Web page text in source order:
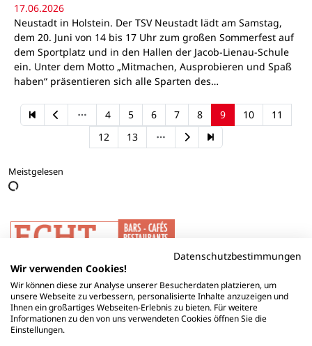
17.06.2026
Neustadt in Holstein. Der TSV Neustadt lädt am Samstag,
dem 20. Juni von 14 bis 17 Uhr zum großen Sommerfest auf
dem Sportplatz und in den Hallen der Jacob-Lienau-Schule
ein. Unter dem Motto „Mitmachen, Ausprobieren und Spaß
haben“ präsentieren sich alle Sparten des…
4 5 6 7 8 9 10
11
12
13
Meistgelesen
Datenschutzbestimmungen
Wir verwenden Cookies!
Wir können diese zur Analyse unserer Besucherdaten platzieren, um
unsere Webseite zu verbessern, personalisierte Inhalte anzuzeigen und
Ihnen ein großartiges Webseiten-Erlebnis zu bieten. Für weitere
Informationen zu den von uns verwendeten Cookies öffnen Sie die
Einstellungen.